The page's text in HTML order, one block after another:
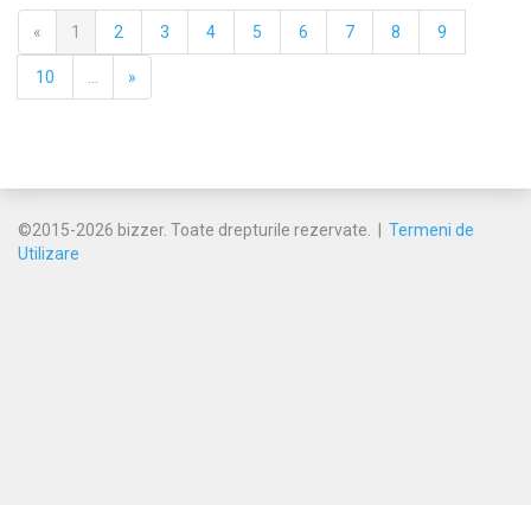
« 1 2 3 4 5 6 7 8 9
10 »
©2015-2026 bizzer. Toate drepturile rezervate. | Termeni de
Utilizare